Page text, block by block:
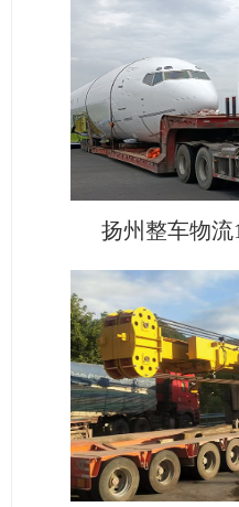
扬州整车物流